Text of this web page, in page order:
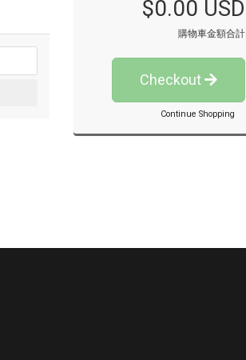
$0.00 USD
購物車金額合計
Checkout
Continue Shopping